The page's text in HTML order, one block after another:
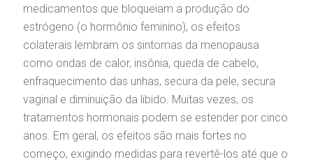
medicamentos que bloqueiam a produção do
estrógeno (o hormônio feminino), os efeitos
colaterais lembram os sintomas da menopausa
como ondas de calor, insônia, queda de cabelo,
enfraquecimento das unhas, secura da pele, secura
vaginal e diminuição da libido. Muitas vezes, os
tratamentos hormonais podem se estender por cinco
anos. Em geral, os efeitos são mais fortes no
começo, exigindo medidas para revertê-los até que o